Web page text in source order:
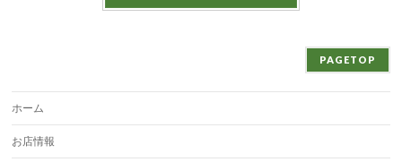
PAGETOP
ホーム
お店情報